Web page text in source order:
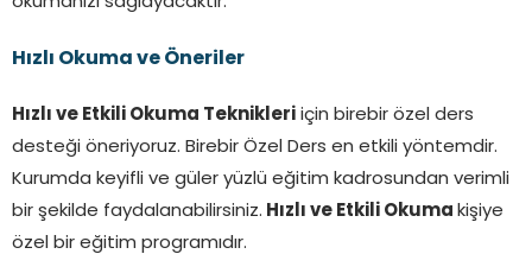
Hızlı Okuma ve Öneriler
Hızlı ve Etkili Okuma Teknikleri için birebir özel ders
desteği öneriyoruz. Birebir Özel Ders en etkili yöntemdir.
Kurumda keyifli ve güler yüzlü eğitim kadrosundan verimli
bir şekilde faydalanabilirsiniz. Hızlı ve Etkili Okuma kişiye
özel bir eğitim programıdır.